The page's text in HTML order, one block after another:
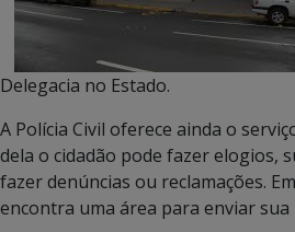
Delegacia no Estado.
A Polícia Civil oferece ainda o
dela o cidadão pode fazer elogios,
fazer denúncias ou reclamações.
encontra uma área para enviar sua